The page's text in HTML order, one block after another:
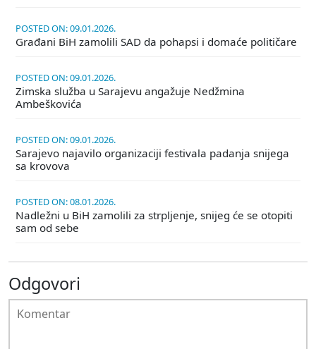
POSTED ON: 09.01.2026.
Građani BiH zamolili SAD da pohapsi i domaće političare
POSTED ON: 09.01.2026.
Zimska služba u Sarajevu angažuje Nedžmina
Ambeškovića
POSTED ON: 09.01.2026.
Sarajevo najavilo organizaciji festivala padanja snijega
sa krovova
POSTED ON: 08.01.2026.
Nadležni u BiH zamolili za strpljenje, snijeg će se otopiti
sam od sebe
Odgovori